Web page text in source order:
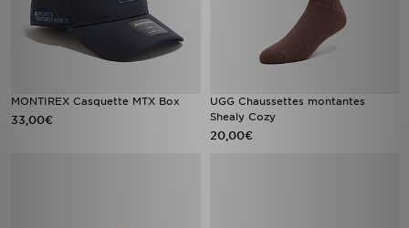
MONTIREX Casquette MTX Box
33,00€
UGG Chaussettes montantes
Shealy Cozy
20,00€